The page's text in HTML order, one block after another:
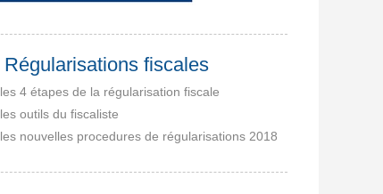
Régularisations fiscales
les 4 étapes de la régularisation fiscale
les outils du fiscaliste
les nouvelles procedures de régularisations 2018